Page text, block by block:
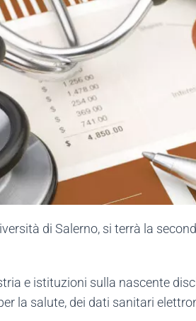
di Salerno, si terrà la
e istituzioni sulla nascente
la salute, dei dati sanitari